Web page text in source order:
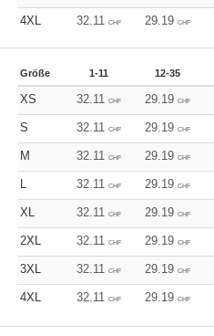
4XL 32.11CHF 29.19CHF
Größe 1-11 12-35
XS 32.11CHF 29.19CHF
S 32.11CHF 29.19CHF
M 32.11CHF 29.19CHF
L 32.11CHF 29.19CHF
XL 32.11CHF 29.19CHF
2XL 32.11CHF 29.19CHF
3XL 32.11CHF 29.19CHF
4XL 32.11CHF 29.19CHF